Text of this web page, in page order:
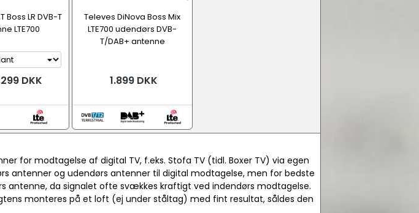
Boss LR DVB-T
LTE700
DKK
Televes DiNova Boss Mix
LTE700 udendørs DVB-
T/DAB+ antenne
1.899 DKK
for modtagelse af digital TV, f.eks. Stofa TV (tidl. Boxer TV) via egen
antenner og udendørs antenner til digital modtagelse, men for bedste
antenne, da signalet ofte svækkes kraftigt ved indendørs modtagelse.
monteres på et loft (ej under ståltag) med fint resultat, såldes den